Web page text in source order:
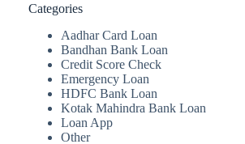
Categories
Aadhar Card Loan
Bandhan Bank Loan
Credit Score Check
Emergency Loan
HDFC Bank Loan
Kotak Mahindra Bank Loan
Loan App
Other